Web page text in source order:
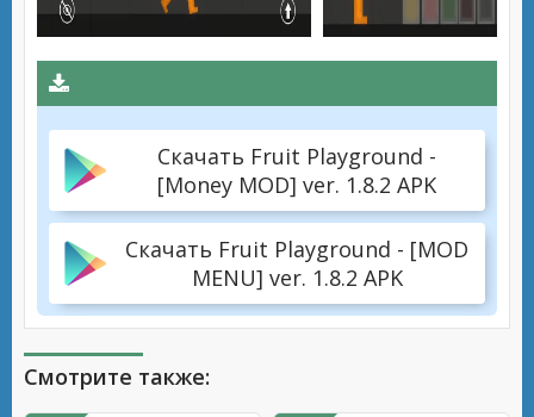
Скачать Fruit Playground -
[Money MOD] ver. 1.8.2 APK
Скачать Fruit Playground - [MOD
MENU] ver. 1.8.2 APK
Смотрите также: